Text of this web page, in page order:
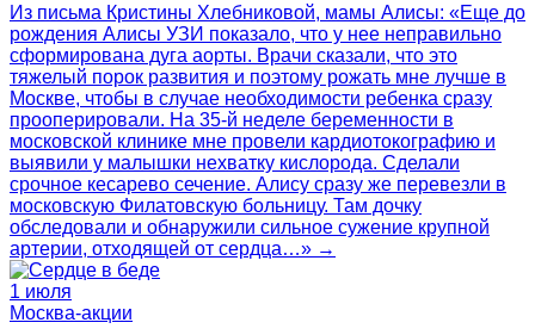
Из письма Кристины Хлебниковой, мамы Алисы: «Еще до
рождения Алисы УЗИ показало, что у нее неправильно
сформирована дуга аорты. Врачи сказали, что это
тяжелый порок развития и поэтому рожать мне лучше в
Москве, чтобы в случае необходимости ребенка сразу
прооперировали. На 35-й неделе беременности в
московской клинике мне провели кардиотокографию и
выявили у малышки нехватку кислорода. Сделали
срочное кесарево сечение. Алису сразу же перевезли в
московскую Филатовскую больницу. Там дочку
обследовали и обнаружили сильное сужение крупной
артерии, отходящей от сердца…» →
1 июля
Москва-акции